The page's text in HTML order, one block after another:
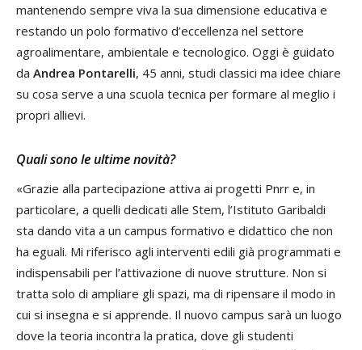
mantenendo sempre viva la sua dimensione educativa e
restando un polo formativo d’eccellenza nel settore
agroalimentare, ambientale e tecnologico. Oggi è guidato
da Andrea Pontarelli, 45 anni, studi classici ma idee chiare
su cosa serve a una scuola tecnica per formare al meglio i
propri allievi.
Quali sono le ultime novità?
«Grazie alla partecipazione attiva ai progetti Pnrr e, in
particolare, a quelli dedicati alle Stem, l’Istituto Garibaldi
sta dando vita a un campus formativo e didattico che non
ha eguali. Mi riferisco agli interventi edili già programmati e
indispensabili per l’attivazione di nuove strutture. Non si
tratta solo di ampliare gli spazi, ma di ripensare il modo in
cui si insegna e si apprende. Il nuovo campus sarà un luogo
dove la teoria incontra la pratica, dove gli studenti